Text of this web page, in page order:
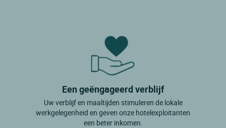
Een geëngageerd verblijf
Uw verblijf en maaltijden stimuleren de lokale
werkgelegenheid en geven onze hotelexploitanten
een beter inkomen.